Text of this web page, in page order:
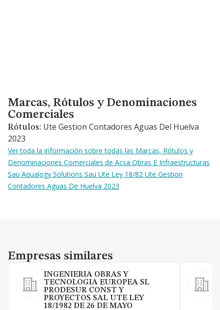
Marcas, Rótulos y Denominaciones Comerciales
Marcas, Rótulos y Denominaciones
Comerciales
Rótulos: Ute Gestion Contadores Aguas Del Huelva
2023
Ver toda la información sobre todas las Marcas, Rótulos y
Denominaciones Comerciales de Acsa Obras E Infraestructuras
Sau Aqualogy Solutions Sau Ute Ley 18/82 Ute Gestion
Contadores Aguas De Huelva 2023
Empresas similares
Empresas similares
INGENIERIA OBRAS Y
TECNOLOGIA EUROPEA SL
PRODESUR CONST Y
PROYECTOS SAL UTE LEY
18/1982 DE 26 DE MAYO